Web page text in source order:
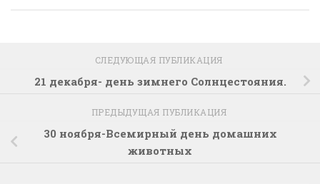
СЛЕДУЮЩАЯ ПУБЛИКАЦИЯ
21 декабря- день зимнего Солнцестояния.
ПРЕДЫДУЩАЯ ПУБЛИКАЦИЯ
30 ноября-Всемирный день домашних
животных